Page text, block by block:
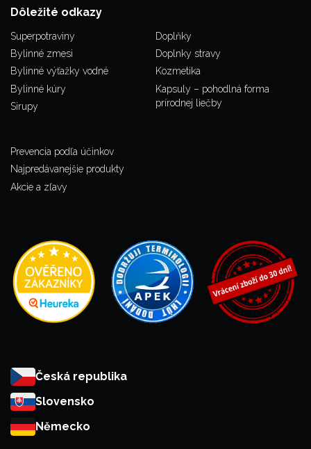
Dôležité odkazy
Superpotraviny
Bylinné zmesi
Bylinné výťažky vodné
Bylinné kúry
Sirupy
Doplňky
Doplnky stravy
Kozmetika
Kapsuly – pohodlná forma
prírodnej liečby
Prevencia podľa účinkov
Najpredávanejšie produkty
Akcie a zľavy
Česká republika
Slovensko
Německo